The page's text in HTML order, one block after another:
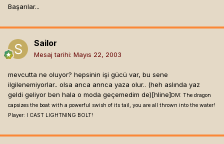
Başarılar...
Sailor
Mesaj tarihi: Mayıs 22, 2003
mevcutta ne oluyor? hepsinin işi gücü var, bu sene
ilgilenemiyorlar.. olsa anca annca yaza olur.. (heh aslında yaz
geldi geliyor ben hala o moda geçemedim de)[hline] DM: The dragon
capsizes the boat with a powerful swish of its tail, you are all thrown into the water!
Player: I CAST LIGHTNING BOLT!